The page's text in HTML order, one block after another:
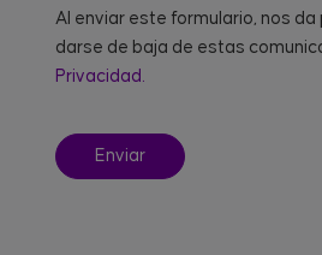
Al enviar este formulario, nos
darse de baja de estas
Privacidad.